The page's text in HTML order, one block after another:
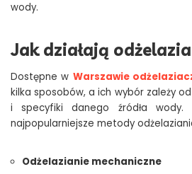
wody.
Jak działają
Dostępne w Warszawie
kilka sposobów, a ich wybór zależy
i specyfiki danego źródła wody.
najpopularniejsze metody
Odżelazianie mechaniczne